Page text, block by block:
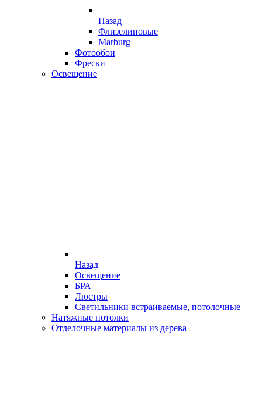
Назад
Флизелиновые
Marburg
Фотообои
Фрески
Освещение
Назад
Освещение
БРА
Люстры
Светильники встраиваемые, потолочные
Натяжные потолки
Отделочные материалы из дерева